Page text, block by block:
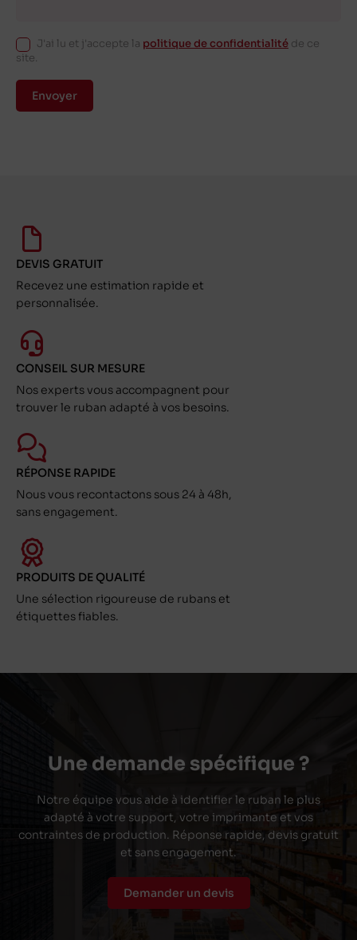
J'ai lu et j'accepte la politique de confidentialité de ce
site.
Envoyer
DEVIS GRATUIT
Recevez une estimation rapide et
personnalisée.
CONSEIL SUR MESURE
Nos experts vous accompagnent pour
trouver le ruban adapté à vos besoins.
RÉPONSE RAPIDE
Nous vous recontactons sous 24 à 48h,
sans engagement.
PRODUITS DE QUALITÉ
Une sélection rigoureuse de rubans et
étiquettes fiables.
Une demande spécifique ?
Notre équipe vous aide à identifier le ruban le plus
adapté à votre support, votre imprimante et vos
contraintes de production. Réponse rapide, devis gratuit
et sans engagement.
Demander un devis